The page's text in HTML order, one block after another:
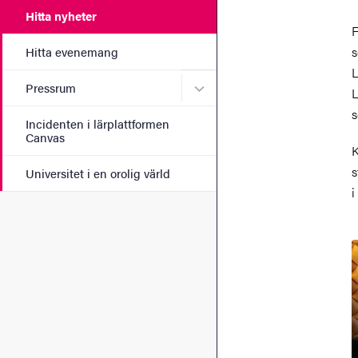
Hitta nyheter
Hitta evenemang
Pressrum Undermeny för Pressrum
Incidenten i lärplattformen
Canvas
Universitet i en orolig värld
i